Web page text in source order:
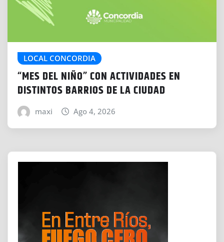
LOCAL CONCORDIA
“MES DEL NIÑO” CON ACTIVIDADES EN
DISTINTOS BARRIOS DE LA CIUDAD
maxi Ago 4, 2026